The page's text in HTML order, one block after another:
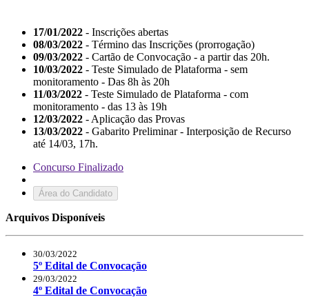
17/01/2022 - Inscrições abertas
08/03/2022 - Término das Inscrições (prorrogação)
09/03/2022 - Cartão de Convocação - a partir das 20h.
10/03/2022 - Teste Simulado de Plataforma - sem
monitoramento - Das 8h às 20h
11/03/2022 - Teste Simulado de Plataforma - com
monitoramento - das 13 às 19h
12/03/2022 - Aplicação das Provas
13/03/2022 - Gabarito Preliminar - Interposição de Recurso
até 14/03, 17h.
Concurso Finalizado
Área do Candidato
Arquivos Disponíveis
30/03/2022
5º Edital de Convocação
29/03/2022
4º Edital de Convocação